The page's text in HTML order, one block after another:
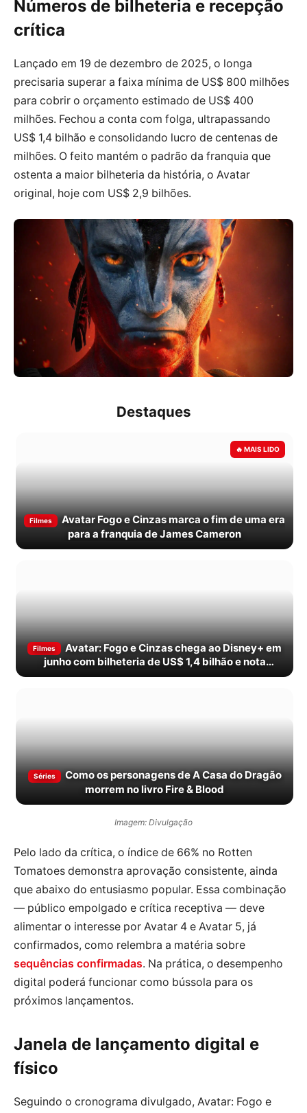
Números de bilheteria e recepção
crítica
Lançado em 19 de dezembro de 2025, o longa
precisaria superar a faixa mínima de US$ 800 milhões
para cobrir o orçamento estimado de US$ 400
milhões. Fechou a conta com folga, ultrapassando
US$ 1,4 bilhão e consolidando lucro de centenas de
milhões. O feito mantém o padrão da franquia que
ostenta a maior bilheteria da história, o Avatar
original, hoje com US$ 2,9 bilhões.
Destaques
Filmes
Avatar Fogo e Cinzas marca o fim de uma era
para a franquia de James Cameron
Filmes
Avatar: Fogo e Cinzas chega ao Disney+ em
junho com bilheteria de US$ 1,4 bilhão e nota
dividida
Séries
Como os personagens de A Casa do Dragão
morrem no livro Fire & Blood
Imagem: Divulgação
Pelo lado da crítica, o índice de 66% no Rotten
Tomatoes demonstra aprovação consistente, ainda
que abaixo do entusiasmo popular. Essa combinação
— público empolgado e crítica receptiva — deve
alimentar o interesse por Avatar 4 e Avatar 5, já
confirmados, como relembra a matéria sobre
sequências confirmadas. Na prática, o desempenho
digital poderá funcionar como bússola para os
próximos lançamentos.
Janela de lançamento digital e
físico
Seguindo o cronograma divulgado, Avatar: Fogo e